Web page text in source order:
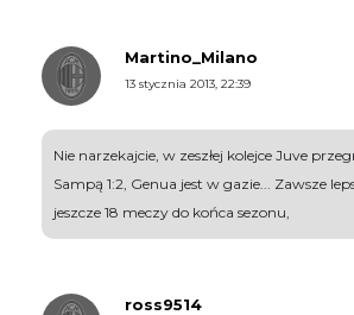
Martino_Milano
13 stycznia 2013, 22:39
Nie narzekajcie, w zeszłej kolejce Juve
Sampą 1:2, Genua jest w gazie... Zawsze
jeszcze 18 meczy do końca sezonu,
ross9514